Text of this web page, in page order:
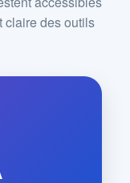
claire des outils